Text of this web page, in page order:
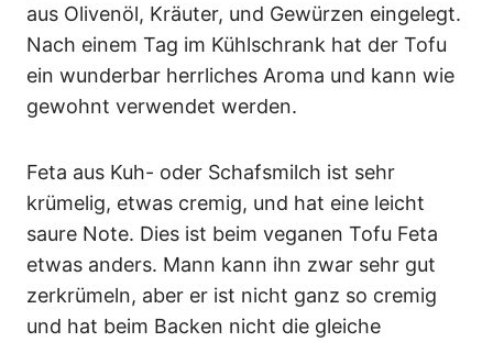
aus Olivenöl, Kräuter, und Gewürzen eingelegt.
Nach einem Tag im Kühlschrank hat der Tofu
ein wunderbar herrliches Aroma und kann wie
gewohnt verwendet werden.
Feta aus Kuh- oder Schafsmilch ist sehr
krümelig, etwas cremig, und hat eine leicht
saure Note. Dies ist beim veganen Tofu Feta
etwas anders. Mann kann ihn zwar sehr gut
zerkrümeln, aber er ist nicht ganz so cremig
und hat beim Backen nicht die gleiche